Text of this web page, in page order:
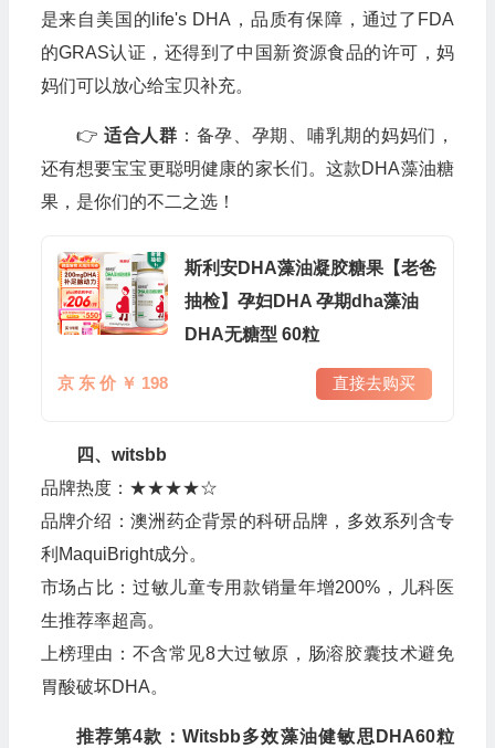
是来自美国的life's DHA，品质有保障，通过了FDA
的GRAS认证，还得到了中国新资源食品的许可，妈
妈们可以放心给宝贝补充。
👉适合人群 ：备孕、孕期、哺乳期的妈妈们，
还有想要宝宝更聪明健康的家长们。这款DHA藻油糖
果，是你们的不二之选！
斯利安DHA藻油凝胶糖果【老爸
抽检】孕妇DHA 孕期dha藻油
DHA无糖型 60粒
京 东 价 ￥ 198 直接去购买
四、witsbb
品牌热度：★★★★☆
品牌介绍：澳洲药企背景的科研品牌，多效系列含专
利MaquiBright成分。
市场占比：过敏儿童专用款销量年增200%，儿科医
生推荐率超高。
上榜理由：不含常见8大过敏原，肠溶胶囊技术避免
胃酸破坏DHA。
推荐第4款：Witsbb多效藻油健敏思DHA60粒